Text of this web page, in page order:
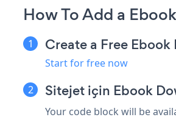
How To Add a
Create a Free
Start for free now
Sitejet için Ebook
Your code block will be